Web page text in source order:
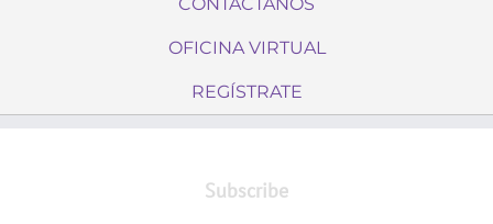
CONTÁCTANOS
OFICINA VIRTUAL
REGÍSTRATE
Subscribe